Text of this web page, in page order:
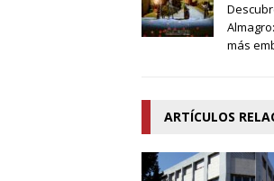
más
ARTÍCULOS